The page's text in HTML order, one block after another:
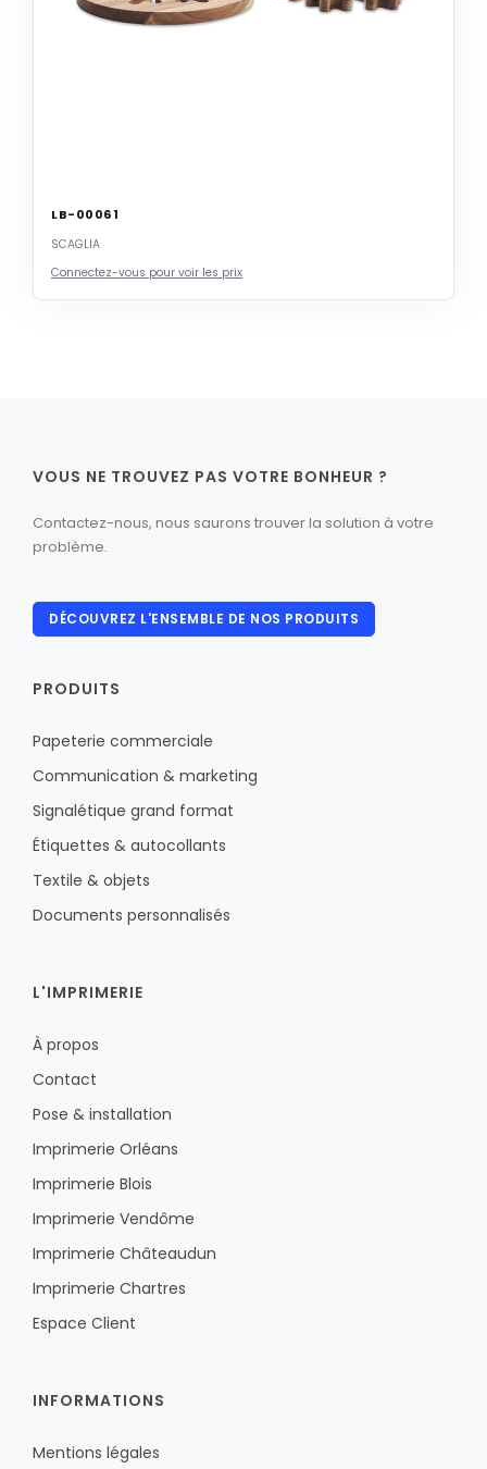
LB-00061
SCAGLIA
Connectez-vous pour voir les prix
VOUS NE TROUVEZ PAS VOTRE BONHEUR ?
Contactez-nous, nous saurons trouver la solution à votre
problème.
DÉCOUVREZ L'ENSEMBLE DE NOS PRODUITS
PRODUITS
Papeterie commerciale
Communication & marketing
Signalétique grand format
Étiquettes & autocollants
Textile & objets
Documents personnalisés
L'IMPRIMERIE
À propos
Contact
Pose & installation
Imprimerie Orléans
Imprimerie Blois
Imprimerie Vendôme
Imprimerie Châteaudun
Imprimerie Chartres
Espace Client
INFORMATIONS
Mentions légales